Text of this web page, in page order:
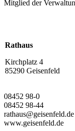
Mitglied der
Rathaus
Kirchplatz 4
85290 Geisenfeld
08452 98-0
08452 98-44
rathaus@geisenfeld.de
www.geisenfeld.de